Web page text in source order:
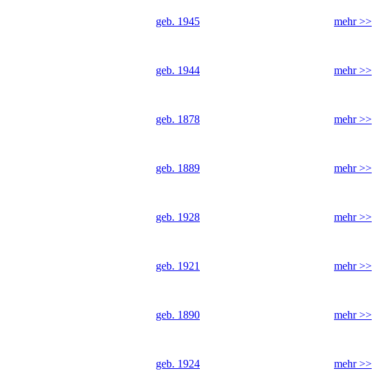
geb. 1945 mehr >>
geb. 1944 mehr >>
geb. 1878 mehr >>
geb. 1889 mehr >>
geb. 1928 mehr >>
geb. 1921 mehr >>
geb. 1890 mehr >>
geb. 1924 mehr >>